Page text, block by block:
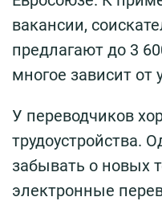
вакансии,
предлагают до 3
многое зависит от
У переводчиков
трудоустройства.
забывать о новых
электронные